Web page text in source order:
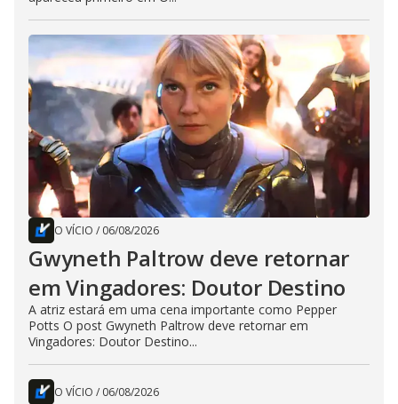
O VÍCIO / 06/08/2026
Gwyneth Paltrow deve retornar
em Vingadores: Doutor Destino
A atriz estará em uma cena importante como Pepper
Potts O post Gwyneth Paltrow deve retornar em
Vingadores: Doutor Destino...
O VÍCIO / 06/08/2026